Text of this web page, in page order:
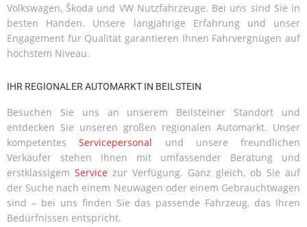
Volkswagen, Škoda und VW Nutzfahrzeuge. Bei uns sind Sie in
besten Händen. Unsere langjährige Erfahrung und unser
Engagement für Qualität garantieren Ihnen Fahrvergnügen auf
höchstem Niveau.
IHR REGIONALER AUTOMARKT IN BEILSTEIN
Besuchen Sie uns an unserem Beilsteiner Standort und
entdecken Sie unseren großen regionalen Automarkt. Unser
kompetentesServicepersonal und unsere freundlichen
Verkäufer stehen Ihnen mit umfassender Beratung und
erstklassigem Service zur Verfügung. Ganz gleich, ob Sie auf
der Suche nach einem Neuwagen oder einem Gebrauchtwagen
sind – bei uns finden Sie das passende Fahrzeug, das Ihren
Bedürfnissen entspricht.